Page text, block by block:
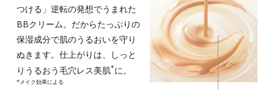
つける」逆転の発想でうまれた
BBクリーム。だからたっぷりの
保湿成分で肌のうるおいを守り
ぬきます。仕上がりは、しっと
りうるおう毛穴レス美肌*に。
*メイク効果による